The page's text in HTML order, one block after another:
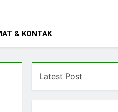
Utara
& KONTAK
Latest Post